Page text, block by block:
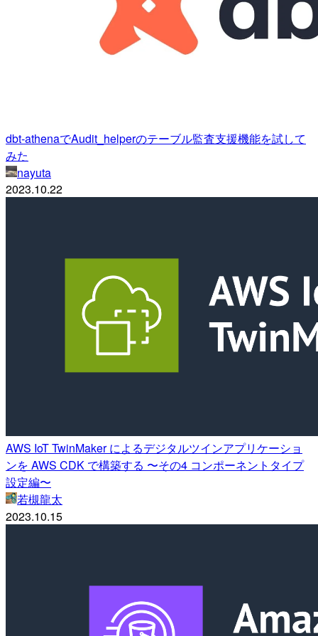
dbt-athenaでAudit_helperのテーブル監査支援機能を試して
みた
nayuta
2023.10.22
AWS IoT TwinMaker によるデジタルツインアプリケーショ
ンを AWS CDK で構築する 〜その4 コンポーネントタイプ
設定編〜
若槻龍太
2023.10.15